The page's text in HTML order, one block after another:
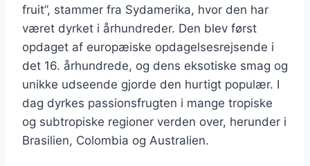
fruit”, stammer fra Sydamerika, hvor den har
været dyrket i århundreder. Den blev først
opdaget af europæiske opdagelsesrejsende i
det 16. århundrede, og dens eksotiske smag og
unikke udseende gjorde den hurtigt populær. I
dag dyrkes passionsfrugten i mange tropiske
og subtropiske regioner verden over, herunder i
Brasilien, Colombia og Australien.